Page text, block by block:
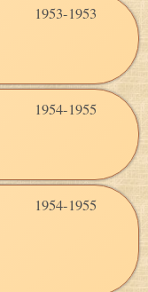
1953-1953
1954-1955
1954-1955